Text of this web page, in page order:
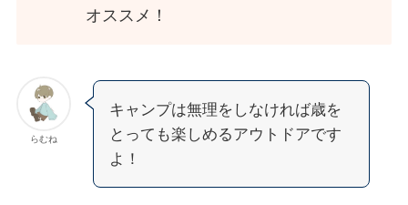
オススメ！
らむね
キャンプは無理をしなければ歳を
とっても楽しめるアウトドアです
よ！